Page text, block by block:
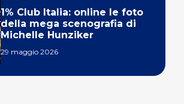
1% Club Italia: online le foto
della mega scenografia di
Michelle Hunziker
29 maggio 2026